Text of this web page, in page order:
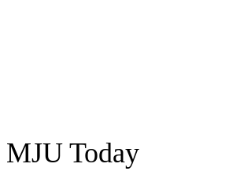
MJU Today